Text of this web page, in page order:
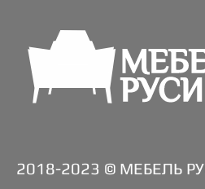
2018-2023 © МЕБЕЛЬ